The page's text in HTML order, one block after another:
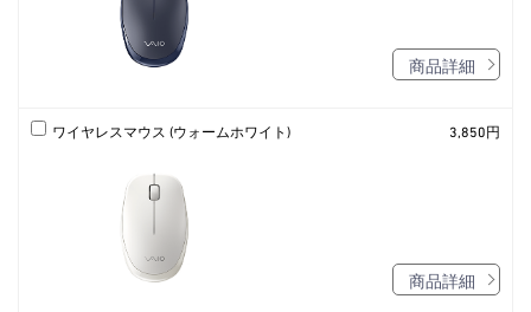
商品詳細
ワイヤレスマウス (ウォームホワイト) 3,850円
商品詳細